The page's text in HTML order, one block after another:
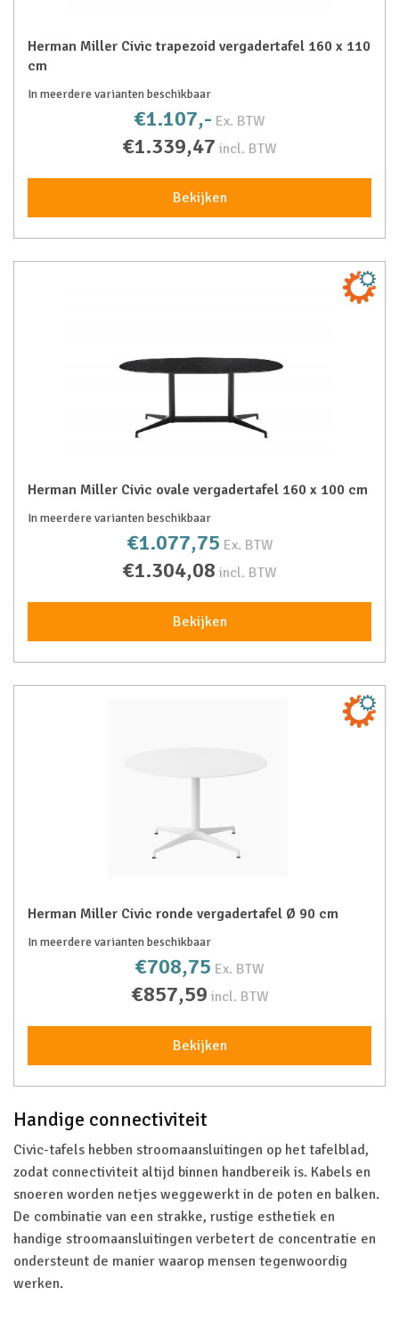
Herman Miller Civic trapezoid vergadertafel 160 x 110
cm
In meerdere varianten beschikbaar
€1.107,- Ex. BTW
€1.339,47 incl. BTW
Bekijken
Herman Miller Civic ovale vergadertafel 160 x 100 cm
In meerdere varianten beschikbaar
€1.077,75 Ex. BTW
€1.304,08 incl. BTW
Bekijken
Herman Miller Civic ronde vergadertafel Ø 90 cm
In meerdere varianten beschikbaar
€708,75 Ex. BTW
€857,59 incl. BTW
Bekijken
Handige connectiviteit
Civic-tafels hebben stroomaansluitingen op het tafelblad,
zodat connectiviteit altijd binnen handbereik is. Kabels en
snoeren worden netjes weggewerkt in de poten en balken.
De combinatie van een strakke, rustige esthetiek en
handige stroomaansluitingen verbetert de concentratie en
ondersteunt de manier waarop mensen tegenwoordig
werken.